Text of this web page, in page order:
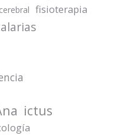
fisioterapia
ictus